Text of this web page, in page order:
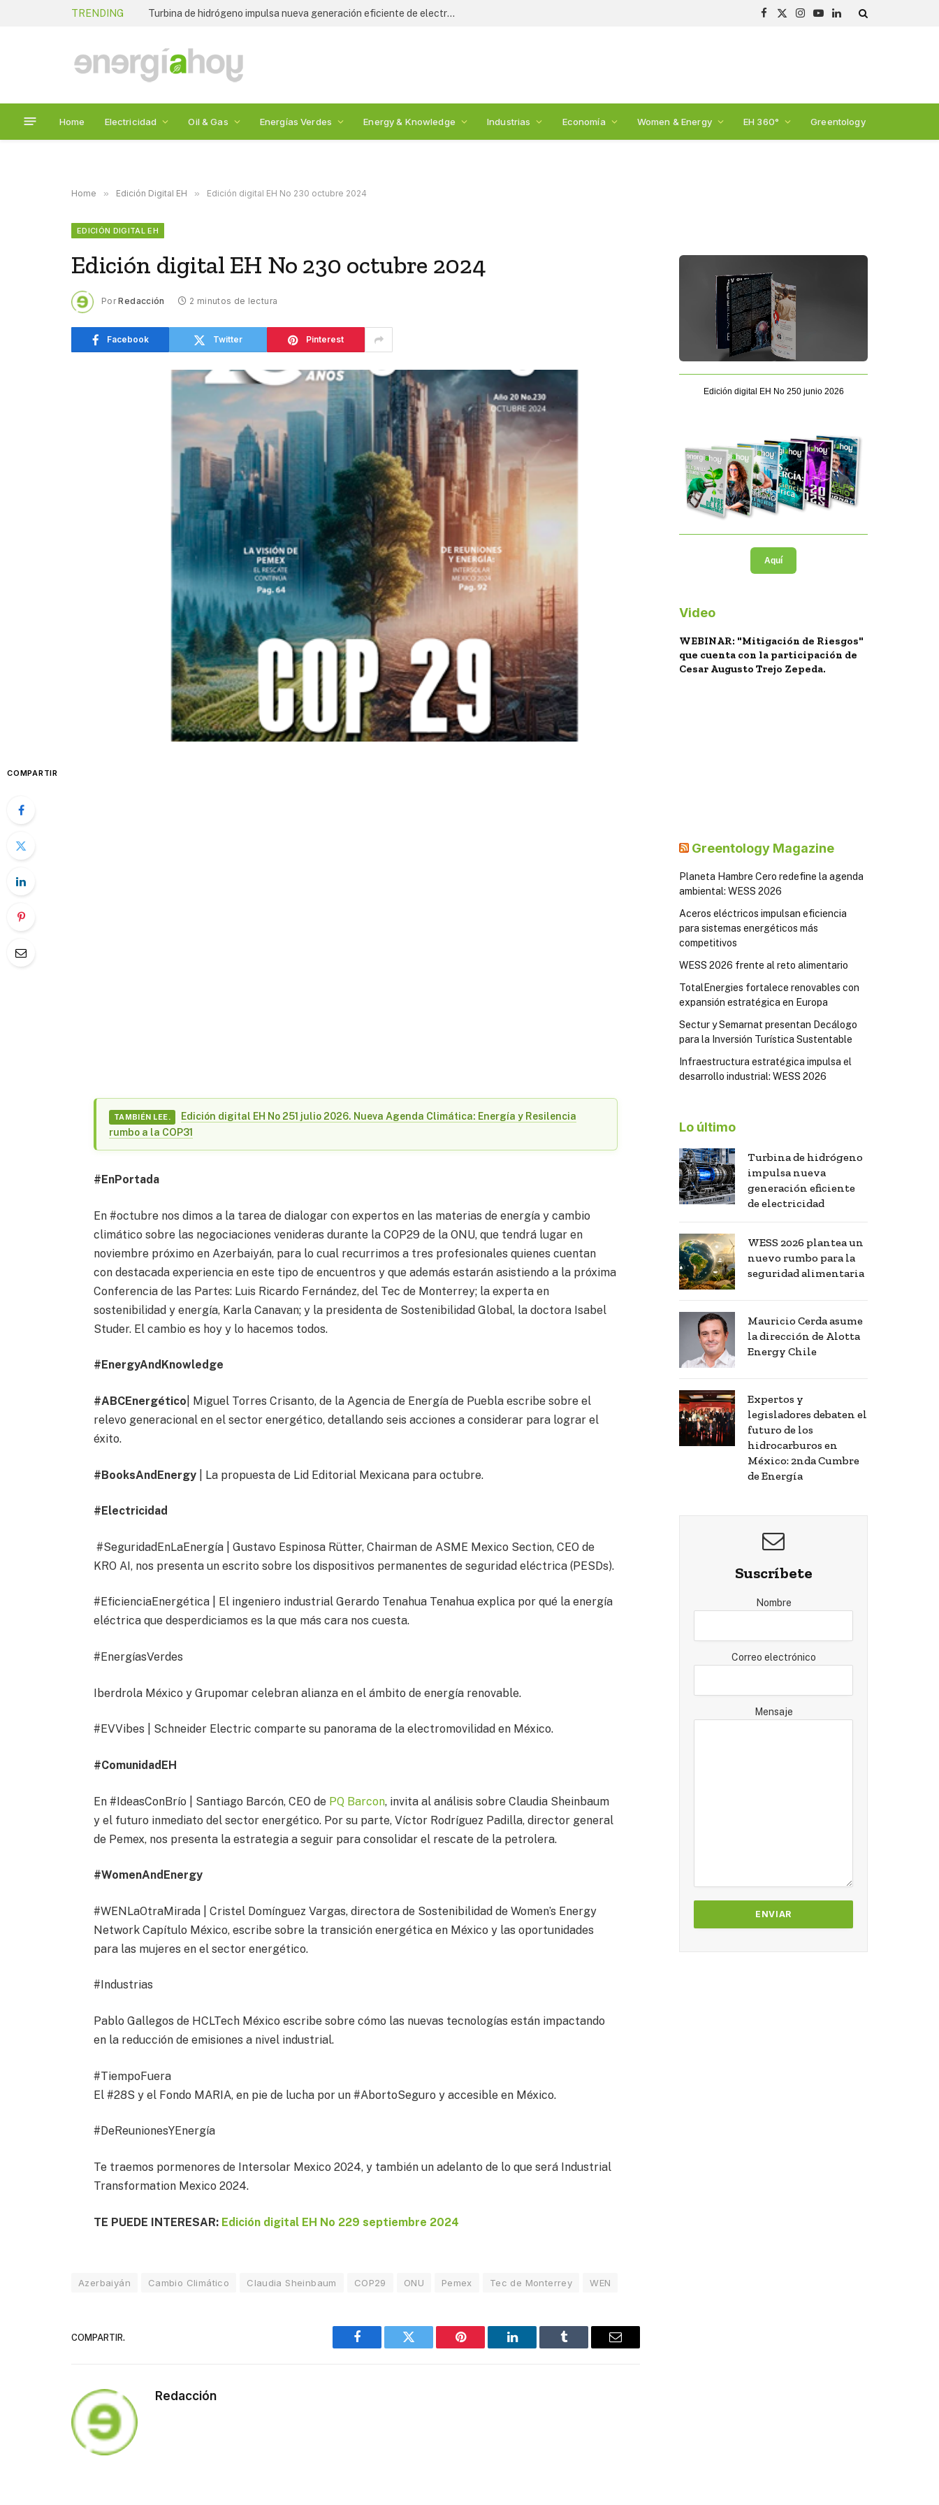
TRENDING WESS 2026 plantea un nuevo rumbo para la seguridad alimentaria
Facebook
X
Instagram
YouTubeLinkedIn
Home Electricidad Oil & Gas Energías Verdes Energy & Knowledge Industrias Economía Women & Energy EH 360° Greentology
Home » Edición Digital EH » Edición digital EH No 230 octubre 2024
EDICIÓN DIGITAL EH
Edición digital EH No 230 octubre 2024
Por Redacción 2 minutos de lectura
Facebook Twitter Pinterest
COMPARTIR
TAMBIÉN LEE.
Edición digital EH No 251 julio 2026. Nueva Agenda Climática: Energía y Resilencia
rumbo a la COP31
#EnPortada
En #octubre nos dimos a la tarea de dialogar con expertos en las materias de energía y cambio
climático sobre las negociaciones venideras durante la COP29 de la ONU, que tendrá lugar en
noviembre próximo en Azerbaiyán, para lo cual recurrimos a tres profesionales quienes cuentan
con destacada experiencia en este tipo de encuentros y que además estarán asistiendo a la próxima
Conferencia de las Partes: Luis Ricardo Fernández, del Tec de Monterrey; la experta en
sostenibilidad y energía, Karla Canavan; y la presidenta de Sostenibilidad Global, la doctora Isabel
Studer. El cambio es hoy y lo hacemos todos.
#EnergyAndKnowledge
#ABCEnergético | Miguel Torres Crisanto, de la Agencia de Energía de Puebla escribe sobre el
relevo generacional en el sector energético, detallando seis acciones a considerar para lograr el
éxito.
#BooksAndEnergy | La propuesta de Lid Editorial Mexicana para octubre.
#Electricidad
#SeguridadEnLaEnergía | Gustavo Espinosa Rütter, Chairman de ASME Mexico Section, CEO de
KRO AI, nos presenta un escrito sobre los dispositivos permanentes de seguridad eléctrica (PESDs).
#EficienciaEnergética | El ingeniero industrial Gerardo Tenahua Tenahua explica por qué la energía
eléctrica que desperdiciamos es la que más cara nos cuesta.
#EnergíasVerdes
Iberdrola México y Grupomar celebran alianza en el ámbito de energía renovable.
#EVVibes | Schneider Electric comparte su panorama de la electromovilidad en México.
#ComunidadEH
En #IdeasConBrío | Santiago Barcón, CEO de PQ Barcon, invita al análisis sobre Claudia Sheinbaum
y el futuro inmediato del sector energético. Por su parte, Víctor Rodríguez Padilla, director general
de Pemex, nos presenta la estrategia a seguir para consolidar el rescate de la petrolera.
#WomenAndEnergy
#WENLaOtraMirada | Cristel Domínguez Vargas, directora de Sostenibilidad de Women’s Energy
Network Capítulo México, escribe sobre la transición energética en México y las oportunidades
para las mujeres en el sector energético.
#Industrias
Pablo Gallegos de HCLTech México escribe sobre cómo las nuevas tecnologías están impactando
en la reducción de emisiones a nivel industrial.
#TiempoFuera
El #28S y el Fondo MARIA, en pie de lucha por un #AbortoSeguro y accesible en México.
#DeReunionesYEnergía
Te traemos pormenores de Intersolar Mexico 2024, y también un adelanto de lo que será Industrial
Transformation Mexico 2024.
TE PUEDE INTERESAR: Edición digital EH No 229 septiembre 2024
Azerbaiyán Cambio Climático Claudia Sheinbaum COP29 ONU Pemex Tec de Monterrey WEN
COMPARTIR.
Facebook Twitter Pinterest LinkedIn Tumblr Email
Redacción
Edición digital EH No 250 junio 2026
Aquí
Video
WEBINAR: "Mitigación de Riesgos"
que cuenta con la participación de
Cesar Augusto Trejo Zepeda.
Greentology Magazine
Planeta Hambre Cero redefine la agenda
ambiental: WESS 2026
Aceros eléctricos impulsan eficiencia
para sistemas energéticos más
competitivos
WESS 2026 frente al reto alimentario
TotalEnergies fortalece renovables con
expansión estratégica en Europa
Sectur y Semarnat presentan Decálogo
para la Inversión Turística Sustentable
Infraestructura estratégica impulsa el
desarrollo industrial: WESS 2026
Lo último
Turbina de hidrógeno
impulsa nueva
generación eficiente
de electricidad
WESS 2026 plantea un
nuevo rumbo para la
seguridad alimentaria
Mauricio Cerda asume
la dirección de Alotta
Energy Chile
Expertos y
legisladores debaten el
futuro de los
hidrocarburos en
México: 2nda Cumbre
de Energía
Suscríbete
Nombre
Correo electrónico
Mensaje